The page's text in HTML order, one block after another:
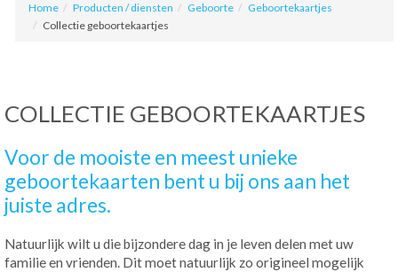
Home Producten / diensten Geboorte
Geboortekaartjes
Collectie geboortekaartjes
COLLECTIE GEBOORTEKAARTJES
Voor de mooiste en meest unieke
geboortekaarten bent u bij ons aan het
juiste adres.
Natuurlijk wilt u die bijzondere dag in je leven delen met uw
familie en vrienden. Dit moet natuurlijk zo origineel mogelijk